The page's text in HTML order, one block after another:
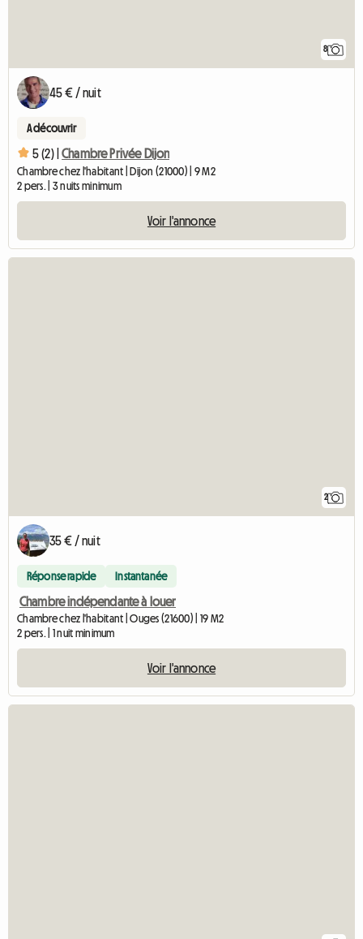
8
45 € / nuit
A découvrir
5 (2) | Chambre Privée Dijon
Chambre chez l'habitant | Dijon (21000) | 9 M2
2 pers. | 3 nuits minimum
Voir l'annonce
2
35 € / nuit
Réponse rapide Instantanée
Chambre indépendante à louer
Chambre chez l'habitant | Ouges (21600) | 19 M2
2 pers. | 1 nuit minimum
Voir l'annonce